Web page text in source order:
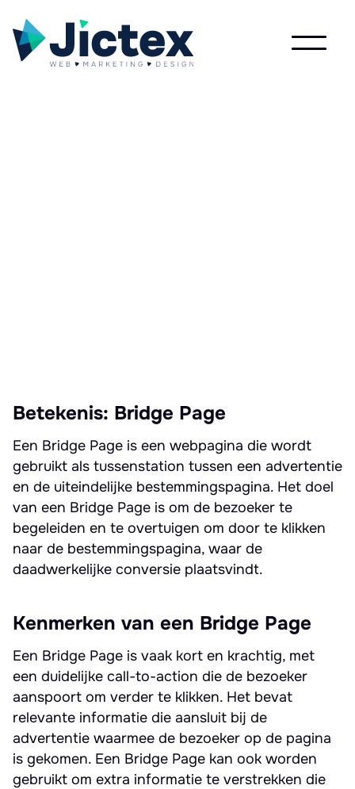
Betekenis: Bridge Page
Een Bridge Page is een webpagina die wordt
gebruikt als tussenstation tussen een advertentie
en de uiteindelijke bestemmingspagina. Het doel
van een Bridge Page is om de bezoeker te
begeleiden en te overtuigen om door te klikken
naar de bestemmingspagina, waar de
daadwerkelijke conversie plaatsvindt.
Kenmerken van een Bridge Page
Een Bridge Page is vaak kort en krachtig, met
een duidelijke call-to-action die de bezoeker
aanspoort om verder te klikken. Het bevat
relevante informatie die aansluit bij de
advertentie waarmee de bezoeker op de pagina
is gekomen. Een Bridge Page kan ook worden
gebruikt om extra informatie te verstrekken die